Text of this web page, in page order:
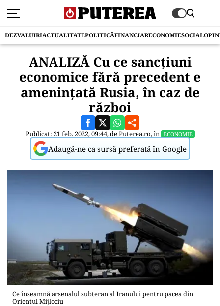
DEZVALUIRIACTUALITATEPOLITICĂFINANCIARECONOMIESOCIAL
ANALIZĂ Cu ce sancțiuni
economice fără precedent e
amenințată Rusia, în caz de
război
Publicat: 21 feb. 2022, 09:44, dePuterea.ro, în ECONOMIE
Adaugă-ne ca sursă preferată în Google
Ce înseamnă arsenalul subteran al Iranului pentru pacea din
Orientul Mijlociu